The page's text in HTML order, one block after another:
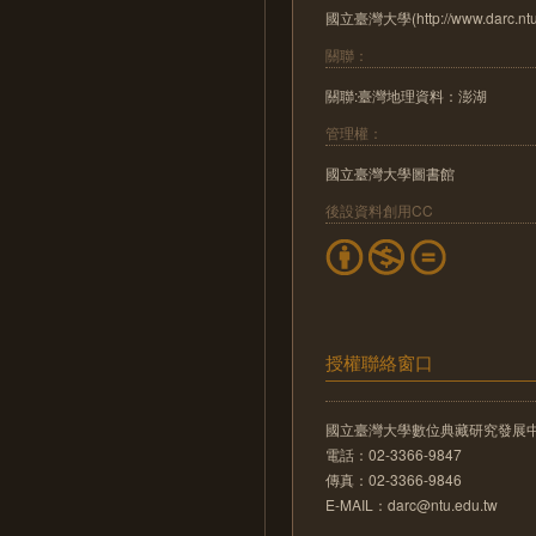
國立臺灣大學(http://
關聯：
關聯:臺灣地理資料：澎湖
管理權：
國立臺灣大學圖書館
後設資料創用CC
授權聯絡窗口
國立臺灣大學數位典藏研究發展
電話：02-3366-9847
傳真：02-3366-9846
E-MAIL：darc@ntu.edu.tw